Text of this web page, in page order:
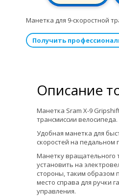
Манетка для 9-скоростной
Получить
Описание
Манетка Sram X-9
трансмиссии велосипеда.
Удобная манетка для
скоростей на педальном
Манетку вращательного
установить на
стороны, таким образом
место справа для ручки
управления.